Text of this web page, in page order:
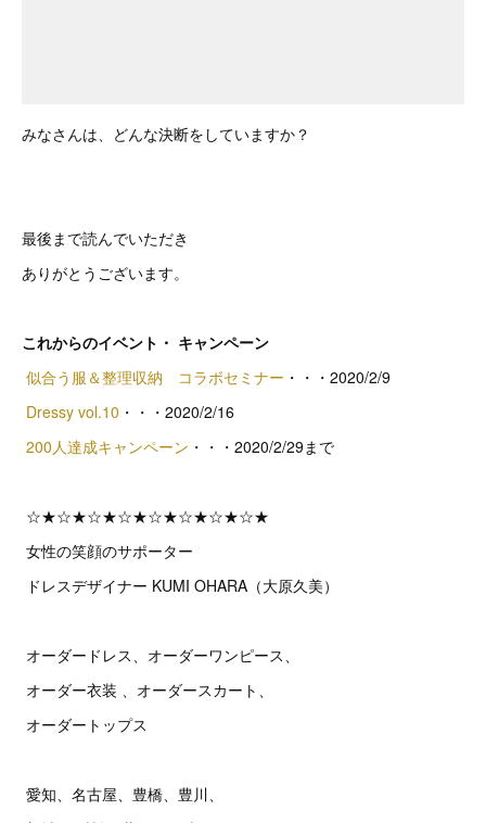
みなさんは、どんな決断をしていますか？
最後まで読んでいただき
ありがとうございます。
これからのイベント・ キャンペーン
似合う服＆整理収納 コラボセミナー ・・・2020/2/9
Dressy vol.10 ・・・2020/2/16
200人達成キャンペーン ・・・2020/2/29まで
☆★☆★☆★☆★☆★☆★☆★☆★
女性の笑顔のサポーター
ドレスデザイナー KUMI OHARA（大原久美）
オーダードレス、オーダーワンピース、
オーダー衣装 、オーダースカート、
オーダートップス
愛知、名古屋、豊橋、豊川、